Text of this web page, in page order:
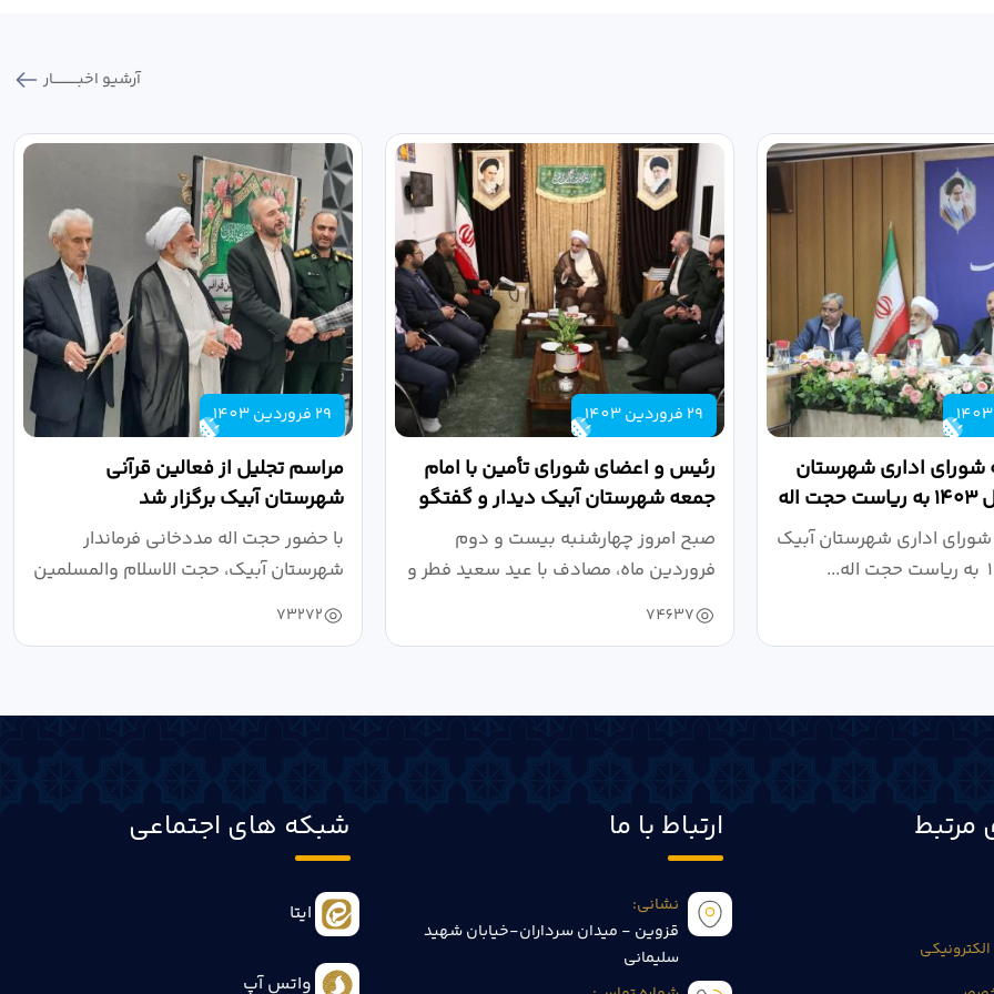
آرشیو اخبـــــــــــار
شورای اداری شهرستان
آبیک در سال ۱۴۰۳ به ریاست حجت اله
اداری شهرستان آبیک
29 فروردین 1403
رئیس و اعضای شورای تأمین با امام
جمعه شهرستان آبیک دیدار و گفتگو
کردند
صبح امروز چهارشنبه بیست و دوم
فروردین ماه، مصادف با عید سعید فطر و
به مناسبت...
74637
29 فروردین 1403
مراسم تجلیل از فعالین قرآنی
شهرستان آبیک برگزار شد
با حضور حجت اله مددخانی فرماندار
شهرستان آبیک، حجت الاسلام والمسلمین
روحانی...
73272
مرتبط ارتباط با ما
نشانی:
قزوین - میدان سرداران-خیابان شهید
سلیمانی
شبکه های اجتماعی
ایتا
واتس آپ